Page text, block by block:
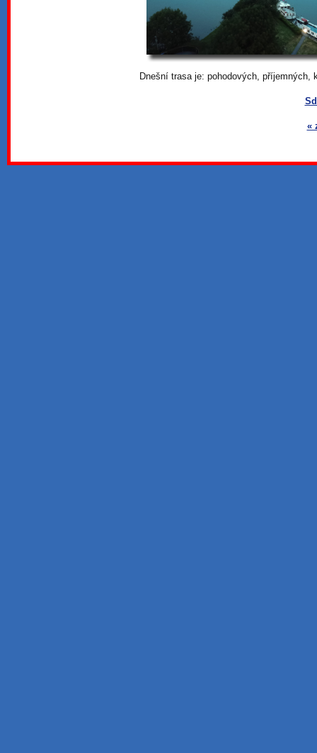
Dnešní trasa je: pohodových, příjemných,
«